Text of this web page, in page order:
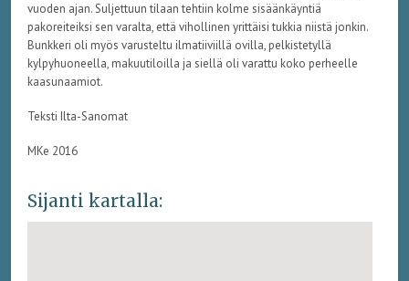
vuoden ajan. Suljettuun tilaan tehtiin kolme sisäänkäyntiä
pakoreiteiksi sen varalta, että vihollinen yrittäisi tukkia niistä jonkin.
Bunkkeri oli myös varusteltu ilmatiiviillä ovilla, pelkistetyllä
kylpyhuoneella, makuutiloilla ja siellä oli varattu koko perheelle
kaasunaamiot.
Teksti Ilta-Sanomat
MKe 2016
Sijanti kartalla: